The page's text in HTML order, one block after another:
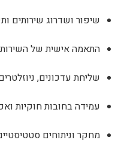
שירותים ותכנים;
של השירות;
ניוזלטרים והצעות
חוקיות ואכיפת תנאי
סטטיסטיים (בצורה